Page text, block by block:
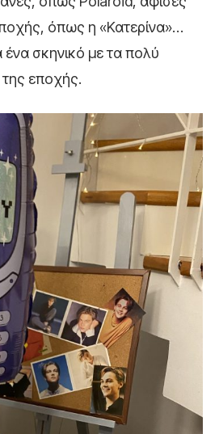
όπως η «Κατερίνα»…
ένα σκηνικό με τα πολύ
εποχής.